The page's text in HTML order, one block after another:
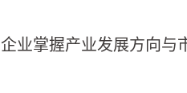
业掌握产业发展方向与